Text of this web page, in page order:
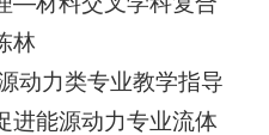
林
动力类专业教学指导
进能源动力专业流体